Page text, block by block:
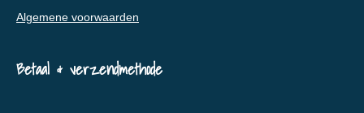
Algemene voorwaarden
Betaal & verzendmethode